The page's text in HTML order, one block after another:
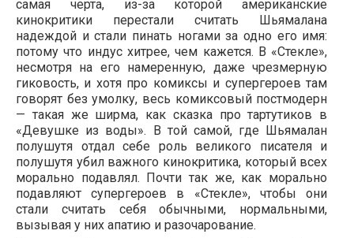
самая черта, из-за которой американские
кинокритики перестали считать Шьямалана
надеждой и стали пинать ногами за одно его имя:
потому что индус хитрее, чем кажется. В «Стекле»,
несмотря на его намеренную, даже чрезмерную
гиковость, и хотя про комиксы и супергероев там
говорят без умолку, весь комиксовый постмодерн
— такая же ширма, как сказка про тартутиков в
«Девушке из воды». В той самой, где Шьямалан
полушутя отдал себе роль великого писателя и
полушутя убил важного кинокритика, который всех
морально подавлял. Почти так же, как морально
подавляют супергероев в «Стекле», чтобы они
стали считать себя обычными, нормальными,
вызывая у них апатию и разочарование.